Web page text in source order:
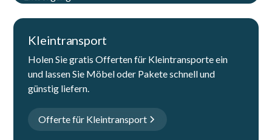
Kleintransport
Holen Sie gratis Offerten für Kleintransporte ein
und lassen Sie Möbel oder Pakete schnell und
günstig liefern.
Offerte für Kleintransport